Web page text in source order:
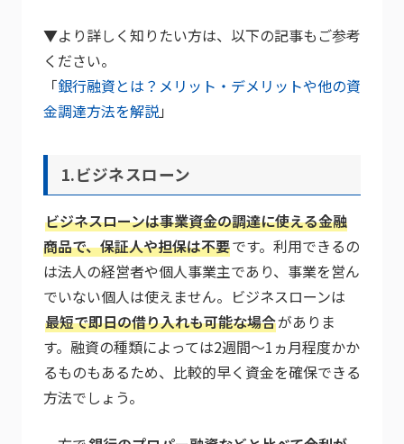
▼より詳しく知りたい方は、以下の記事もご参考
ください。
「銀行融資とは？メリット・デメリットや他の資
金調達方法を解説」
1.ビジネスローン
ビジネスローンは事業資金の調達に使える金融
商品で、保証人や担保は不要です。利用できるの
は法人の経営者や個人事業主であり、事業を営ん
でいない個人は使えません。ビジネスローンは
最短で即日の借り入れも可能な場合がありま
す。融資の種類によっては2週間～1ヵ月程度かか
るものもあるため、比較的早く資金を確保できる
方法でしょう。